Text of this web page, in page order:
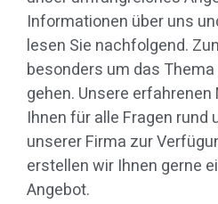
Informationen über uns
lesen Sie nachfolgend.
besonders um das
gehen. Unsere
Ihnen für alle Fragen rund
unserer Firma zur
erstellen wir Ihnen gerne
Angebot.